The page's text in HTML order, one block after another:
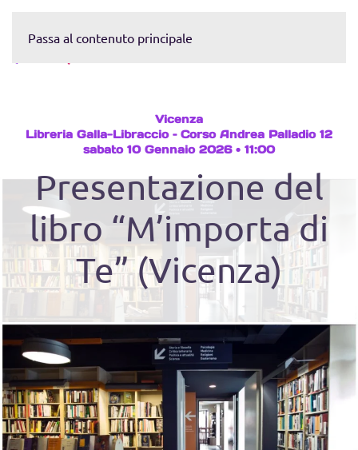
Passa al contenuto principale
Vicenza
Libreria Galla-Libraccio – Corso Andrea Palladio 12
sabato 10 Gennaio 2026 • 11:00
Presentazione del
libro “M’importa di
Te” (Vicenza)